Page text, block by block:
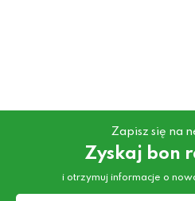
Zapisz się na
Zyskaj bon
i otrzymuj informacje o